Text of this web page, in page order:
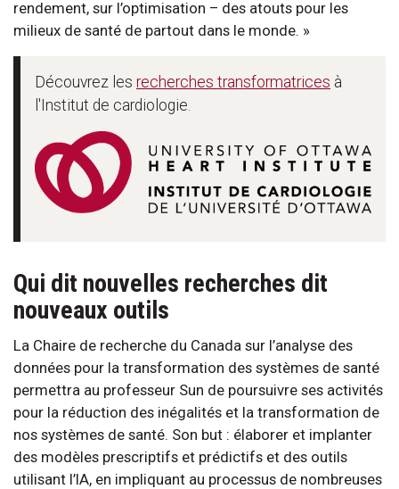
rendement, sur l’optimisation – des atouts pour les
milieux de santé de partout dans le monde. »
Découvrez les recherches transformatrices à
l'Institut de cardiologie.
Qui dit nouvelles recherches dit
nouveaux outils
La Chaire de recherche du Canada sur l’analyse des
données pour la transformation des systèmes de santé
permettra au professeur Sun de poursuivre ses activités
pour la réduction des inégalités et la transformation de
nos systèmes de santé. Son but : élaborer et implanter
des modèles prescriptifs et prédictifs et des outils
utilisant l’IA, en impliquant au processus de nombreuses